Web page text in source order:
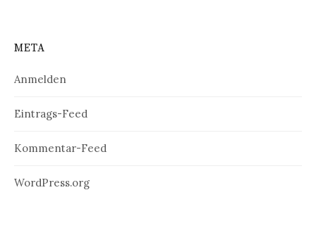
META
Anmelden
Eintrags-Feed
Kommentar-Feed
WordPress.org